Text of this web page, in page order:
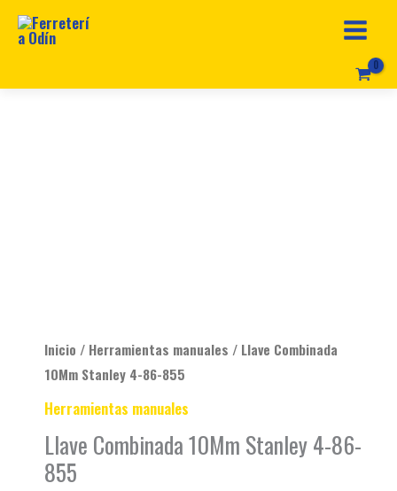
Inicio / Herramientas manuales / Llave Combinada
10Mm Stanley 4-86-855
Herramientas manuales
Llave Combinada 10Mm Stanley 4-86-
855